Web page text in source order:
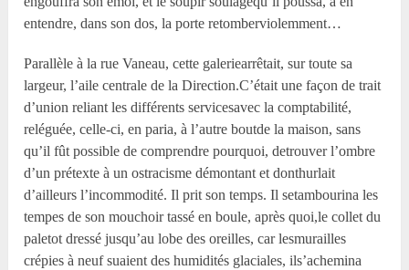
entendre, dans son dos, la porte retomberviolemment…
Parallèle à la rue Vaneau, cette galeriearrêtait, sur toute sa
largeur, l’aile centrale de la Direction.C’était une façon de trait
d’union reliant les différents servicesavec la comptabilité,
reléguée, celle-ci, en paria, à l’autre boutde la maison, sans
qu’il fût possible de comprendre pourquoi, detrouver l’ombre
d’un prétexte à un ostracisme démontant et donthurlait
d’ailleurs l’incommodité. Il prit son temps. Il setambourina les
tempes de son mouchoir tassé en boule, après quoi,le collet du
paletot dressé jusqu’au lobe des oreilles, car lesmurailles
crépies à neuf suaient des humidités glaciales, ils’achemina